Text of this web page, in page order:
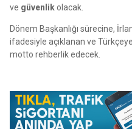
ve güvenlikolacak.
Dönem Başkanlığı sürecine,
ifadesiyle açıklanan ve Türkçeye
motto rehberlik edecek.